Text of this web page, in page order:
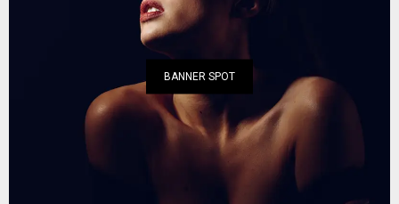
BANNER SPOT